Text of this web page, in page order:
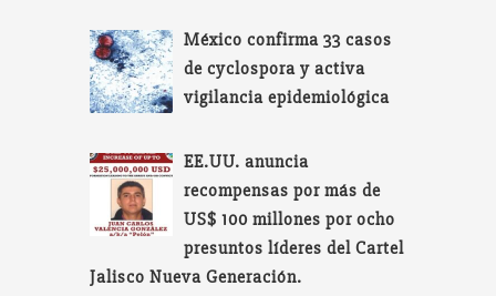
México confirma 33 casos
de cyclospora y activa
vigilancia epidemiológica
EE.UU. anuncia
recompensas por más de
US$ 100 millones por ocho
presuntos líderes del Cartel
Jalisco Nueva Generación.